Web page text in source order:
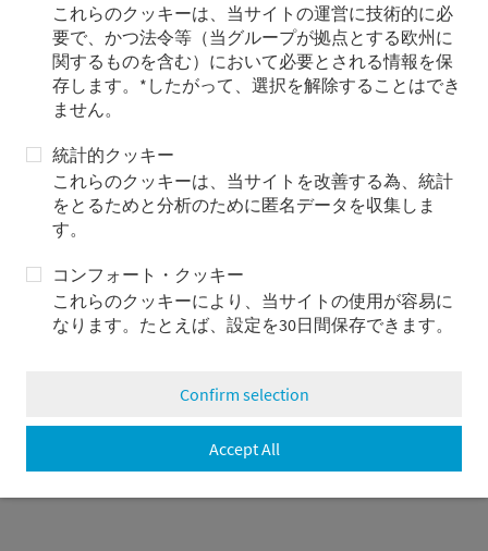
これらのクッキーは、当サイトの運営に技術的に必
要で、かつ法令等（当グループが拠点とする欧州に
関するものを含む）において必要とされる情報を保
存します。*したがって、選択を解除することはでき
ません。
統計的クッキー
これらのクッキーは、当サイトを改善する為、統計
をとるためと分析のために匿名データを収集しま
す。
コンフォート・クッキー
これらのクッキーにより、当サイトの使用が容易に
なります。たとえば、設定を30日間保存できます。
Confirm selection
Accept All
長引く低金利により、投資家は投資目標を達成するため
に、低ボラティリティの投資から、より大きな損失を伴う
可能性のあるボラティリティの高いまたは非流動的な投資
信頼できるリスク管理が必要です。
機関投資家の手掛けるビジネス分野に応じて、リスク管理
の要件も異なります。フロア設定型戦略のスペシャリスト
として、私たちは顧客の個々のニーズを考慮に入れて、20
年間に及びカスタムメイドのソリューションを提供してき
ました。
フロア設定型戦略は、株式および債券の間でルールに従い
に対してポートフォリオのリスクエクスポージャーをコン
トロールすることです。システマティックなアプローチに
より、顧客の目標とするリターンとヘッジ目標の達成が可
能と考えます。